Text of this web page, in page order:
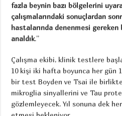
fazla beynin bazı bölgelerini
çalışmalarındaki sonuçlardan
hastalarında denenmesi
analdık.”
Çalışma ekibi, klinik testlere
10 kişi iki hafta boyunca her gün
bir test Boyden ve Tsai ile
mikroglia sinyallerini ve Tau
gözlemleyecek. Yıl sonuna dek